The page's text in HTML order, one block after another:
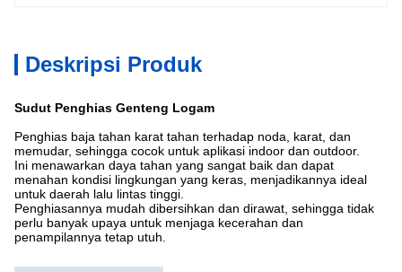
Deskripsi Produk
Sudut Penghias Genteng Logam
Penghias baja tahan karat tahan terhadap noda, karat, dan
memudar, sehingga cocok untuk aplikasi indoor dan outdoor.
Ini menawarkan daya tahan yang sangat baik dan dapat
menahan kondisi lingkungan yang keras, menjadikannya ideal
untuk daerah lalu lintas tinggi.
Penghiasannya mudah dibersihkan dan dirawat, sehingga tidak
perlu banyak upaya untuk menjaga kecerahan dan
penampilannya tetap utuh.